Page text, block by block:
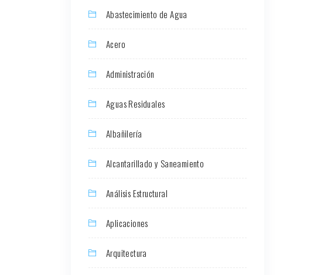
Abastecimiento de Agua
Acero
Administración
Aguas Residuales
Albañilería
Alcantarillado y Saneamiento
Análisis Estructural
Aplicaciones
Arquitectura